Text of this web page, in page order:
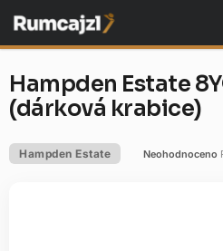
na
obsah
Hampden Estate
(dárková krabice)
Hampden Estate Neohodnoceno